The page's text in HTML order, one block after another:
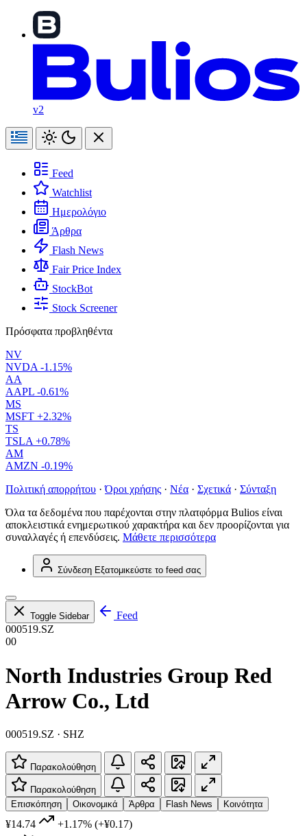
v2
Feed
Watchlist
Ημερολόγιο
Άρθρα
Flash News
Fair Price Index
StockBot
Stock Screener
Πρόσφατα προβληθέντα
NV
NVDA -1.15%
AA
AAPL -0.61%
MS
MSFT +2.32%
TS
TSLA +0.78%
AM
AMZN -0.19%
Πολιτική απορρήτου · Όροι χρήσης · Νέα · Σχετικά · Σύνταξη
Όλα τα δεδομένα που παρέχονται στην πλατφόρμα Bulios είναι
αποκλειστικά ενημερωτικού χαρακτήρα και δεν προορίζονται για
συναλλαγές ή επενδύσεις. Μάθετε περισσότερα
Σύνδεση Εξατομικεύστε το feed σας
Toggle Sidebar
Feed
000519.SZ
00
North Industries Group Red
Arrow Co., Ltd
000519.SZ · SHZ
Παρακολούθηση
Παρακολούθηση
Επισκόπηση
Οικονομικά Άρθρα Flash News Κοινότητα
¥14.74 +1.17% (+¥0.17)